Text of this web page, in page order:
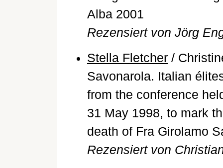
Alba 2001
Rezensiert von Jörg
Stella Fletcher /
Savonarola. Italian
from the conference
31 May 1998, to mark
death of Fra Girolamo
Rezensiert von